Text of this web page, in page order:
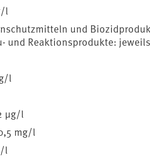
l
und
und Reaktionsprodukte:
l
μg/l
mg/l
l